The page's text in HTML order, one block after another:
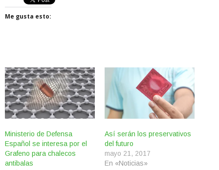
Me gusta esto:
Ministerio de Defensa
Español se interesa por el
Grafeno para chalecos
antibalas
Así serán los preservativos
del futuro
mayo 21, 2017
En «Noticias»